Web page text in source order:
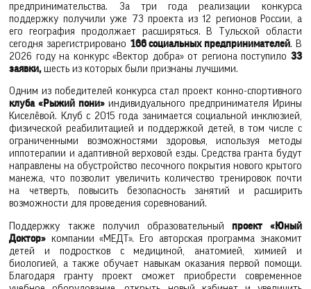
предпринимательства. За три года реализации конкурса
поддержку получили уже 73 проекта из 12 регионов России, а
его география продолжает расширяться. В Тульской области
сегодня зарегистрировано 166 социальных предпринимателей. В
2026 году на конкурс «Вектор добра» от региона поступило 33
заявки,шесть из которых были признаны лучшими.
Одним из победителей конкурса стал проект конно-спортивного
клуба «Рыжий пони»индивидуального предпринимателя Ирины
Киселёвой. Клуб с 2015 года занимается социальной инклюзией,
физической реабилитацией и поддержкой детей, в том числе с
ограниченными возможностями здоровья, используя методы
иппотерапии и адаптивной верховой езды. Средства гранта будут
направлены на обустройство песочного покрытия нового крытого
манежа, что позволит увеличить количество тренировок почти
на четверть, повысить безопасность занятий и расширить
возможности для проведения соревнований.
Поддержку также получил образовательныйпроект «Юный
Доктор» компании «МЕДТ». Его авторская программа знакомит
детей и подростков с медициной, анатомией, химией и
биологией, а также обучает навыкам оказания первой помощи.
Благодаря гранту проект сможет приобрести современное